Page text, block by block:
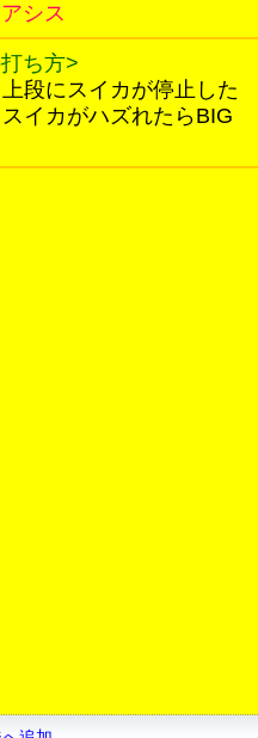
シス
ち方>
段にスイカが停止した
イカがハズれたらBIG